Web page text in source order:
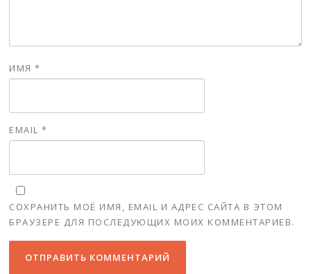
ИМЯ*
EMAIL*
СОХРАНИТЬ МОЁ ИМЯ, EMAIL И АДРЕС САЙТА В ЭТОМ
БРАУЗЕРЕ ДЛЯ ПОСЛЕДУЮЩИХ МОИХ КОММЕНТАРИЕВ.